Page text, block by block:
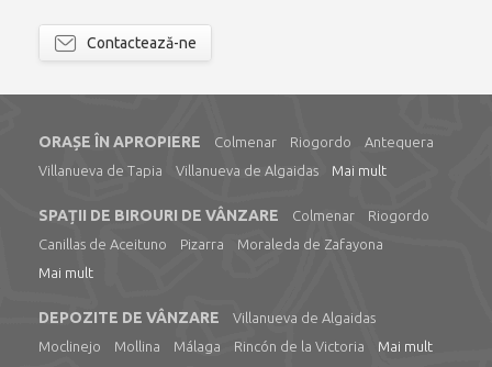
Contactează-ne
ORAȘE ÎN APROPIERE Colmenar Riogordo
Antequera
Villanueva de Tapia
Villanueva de Algaidas Mai mult
SPAȚII DE BIROURI DE VÂNZARE Colmenar
Riogordo
Canillas de Aceituno
Pizarra
Moraleda de Zafayona
Mai mult
DEPOZITE DE VÂNZARE
Villanueva de Algaidas
Moclinejo
Mollina Málaga Rincón de la Victoria Mai mult